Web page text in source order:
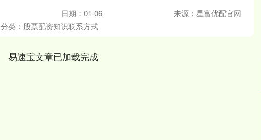
日期：01-06
来源：星富优配官网
分类： 股票配资知识联系方式
易速宝文章已加载完成